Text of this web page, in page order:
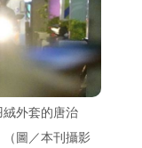
外套的唐治
圖／本刊攝影